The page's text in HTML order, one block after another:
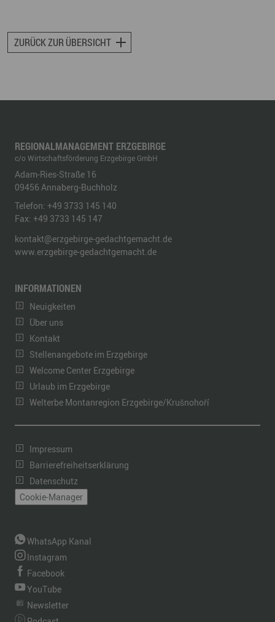
ZURÜCK ZUR ÜBERSICHT
REGIONALMANAGEMENT ERZGEBIRGE
c/o Wirtschaftsförderung Erzgebirge GmbH
Adam-Ries-Straße 16
09456 Annaberg-Buchholz
Telefon: +49 3733 145 140
Fax: +49 3733 145 147
kontakt@erzgebirge-gedachtgemacht.de
www.erzgebirge-gedachtgemacht.de
INFORMATIONEN
Neuigkeiten
Über uns
Kontakt
Stellenangebote im Erzgebirge
Welcome Center Erzgebirge
Urlaub im Erzgebirge
Welterbe Montanregion Erzgebirge/Krušnohoří
Impressum
Barrierefreiheitserklärung
Datenschutz
Cookie-Manager
WhatsApp Kanal
Instagram
Facebook
YouTube
Newsletter